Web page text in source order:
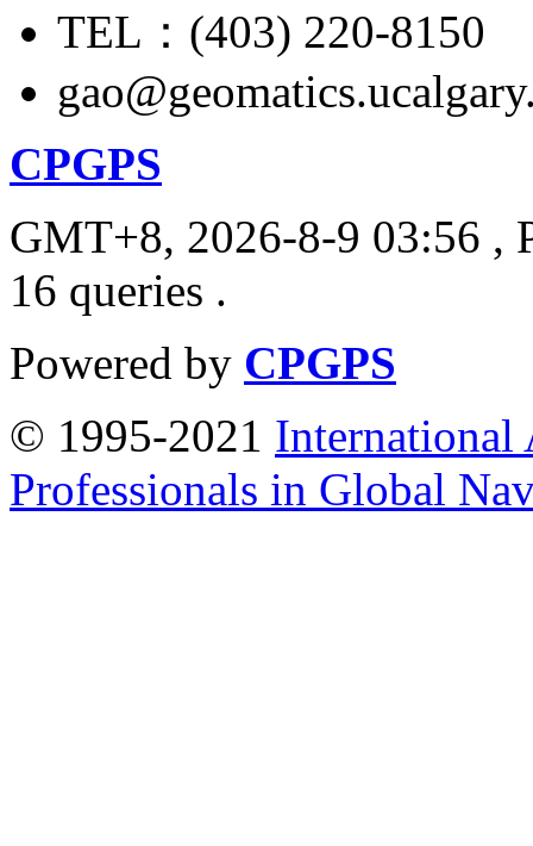
TEL：(403) 220-8150
CPGPS
GMT+8, 2026-8-9 03:56 ,
16 queries .
Powered by CPGPS
© 1995-2021 International
Professionals in Global